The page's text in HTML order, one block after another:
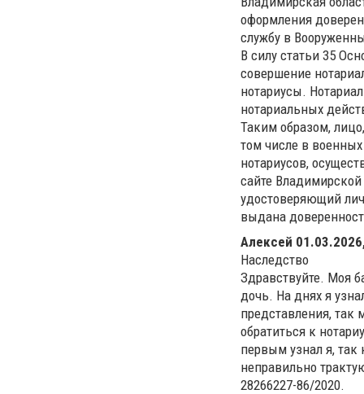
оформления
службу в
В силу статьи 35
совершение
нотариусы.
нотариальных
Таким образом,
том числе в
нотариусов,
сайте
удостоверяющий
выдана
Алексей
Наследство
Здравствуйте. Моя
дочь. На днях я
представления, так
обратиться к
первым узнал я, так
неправильно
28266227-86/2020.